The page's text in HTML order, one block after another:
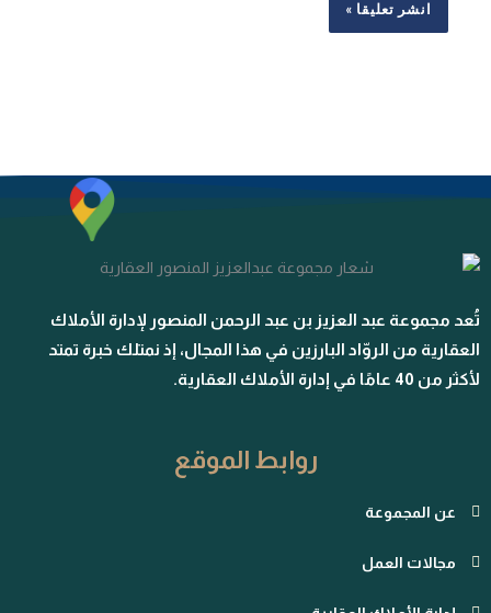
تُعد مجموعة عبد العزيز بن عبد الرحمن المنصور لإدارة الأملاك
العقارية من الروّاد البارزين في هذا المجال، إذ نمتلك خبرة تمتد
لأكثر من 40 عامًا في إدارة الأملاك العقارية.
روابط الموقع
عن المجموعة
مجالات العمل